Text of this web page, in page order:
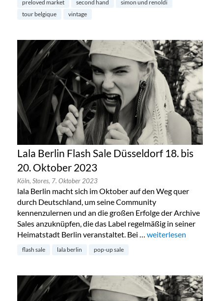
preloved market second hand
simon und renoldi
tour belgique
vintage
Lala Berlin Flash Sale Düsseldorf 18. bis
20. Oktober 2023
Köln, Stores, 7. Oktober 2023
lala Berlin macht sich im Oktober auf den Weg quer
durch Deutschland, um seine Community
kennenzulernen und an die großen Erfolge der Archive
Sales anzuknüpfen, die das Label regelmäßig in seiner
Heimatstadt Berlin veranstaltet. Bei … „Lala Berlin Flash
weiterlesen
flash sale lala berlin pop-up sale